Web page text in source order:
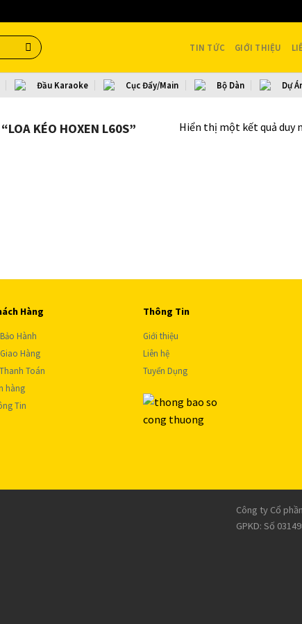
TIN TỨC GIỚI THIỆU
Đầu Karaoke Cục Đẩy/Main Bộ Dàn Dự
KÉO HOXEN L60S” Hiển thị một kết quả duy
Hàng
Hành
Hàng
Toán
hàng
Tin
Thông Tin
Giới thiệu
Liên hệ
Tuyển Dụng
Công ty Cổ
GPKD: Số